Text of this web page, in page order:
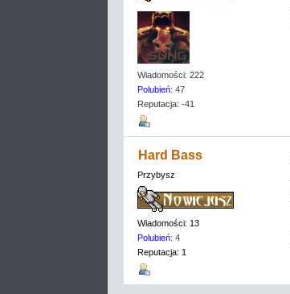
Wiadomości: 222
Polubień: 47
Reputacja: -41
Hard Bass
Przybysz
Wiadomości: 13
Polubień: 4
Reputacja: 1